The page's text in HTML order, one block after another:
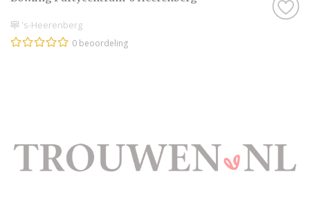
's-Heerenberg
0 beoordeling